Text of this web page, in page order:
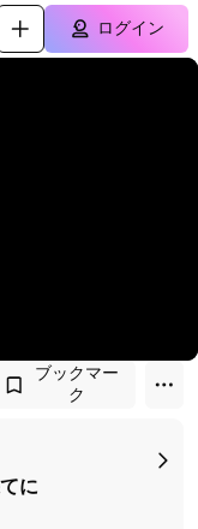
ログイン
ブックマー
ク
に